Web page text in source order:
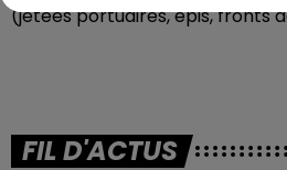
(jetées portuaires, épis,
FIL D'ACTUS